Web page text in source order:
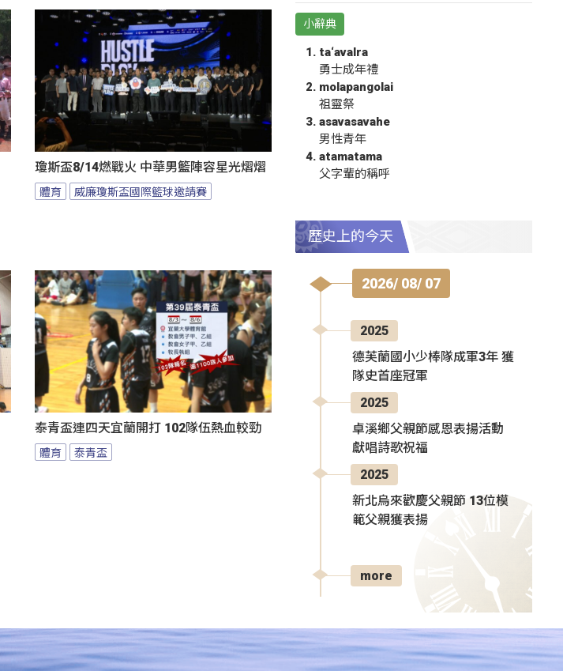
瓊斯盃8/14燃戰火 中華男籃陣容星光熠熠
體育 威廉瓊斯盃國際籃球邀請賽
泰青盃連四天宜蘭開打 102隊伍熱血較勁
體育 泰青盃
小辭典
ta‘avalra
勇士成年禮
molapangolai
祖靈祭
asavasavahe
男性青年
atamatama
父字輩的稱呼
歷史上的今天
2026/ 08/ 07
2025
德芙蘭國小少棒隊成軍3年 獲
隊史首座冠軍
2025
卓溪鄉父親節感恩表揚活動
獻唱詩歌祝福
2025
新北烏來歡慶父親節 13位模
範父親獲表揚
more